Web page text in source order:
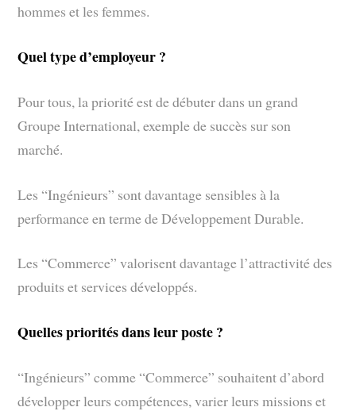
hommes et les femmes.
Quel type d’employeur ?
Pour tous, la priorité est de débuter dans un grand
Groupe International, exemple de succès sur son
marché.
Les “Ingénieurs” sont davantage sensibles à la
performance en terme de Développement Durable.
Les “Commerce” valorisent davantage l’attractivité des
produits et services développés.
Quelles priorités dans leur poste ?
“Ingénieurs” comme “Commerce” souhaitent d’abord
développer leurs compétences, varier leurs missions et